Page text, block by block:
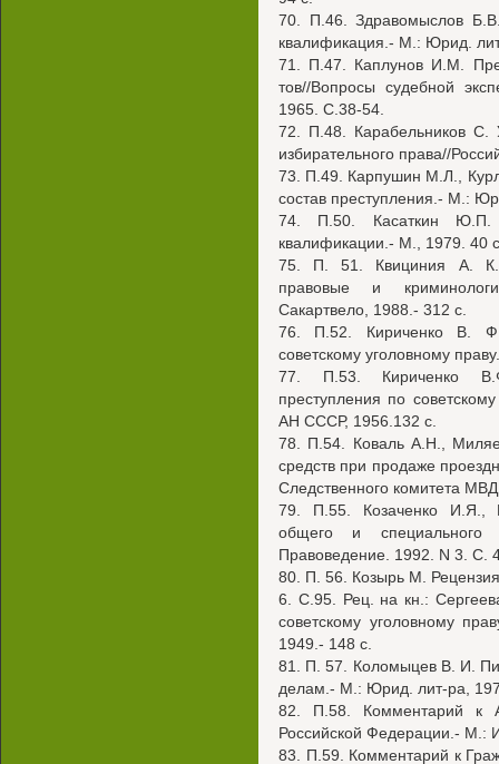
70. П.46. Здравомыслов
квалификация.- М.: Юрид.
71. П.47. Каплунов И.М.
тов//Вопросы судебной
1965. С.38-54.
72. П.48. Карабельников С.
избирательного права//
73. П.49. Карпушин М.Л.,
состав преступления.- М.:
74. П.50. Касаткин Ю.П.
квалификации.- М., 1979. 40
75. П. 51. Квициния А. К.
правовые и
Сакартвело, 1988.- 312 с.
76. П.52. Кириченко В.
советскому уголовному
77. П.53. Кириченко
преступления по
АН СССР, 1956.132 с.
78. П.54. Коваль А.Н.,
средств при продаже
Следственного комитета
79. П.55. Козаченко И.Я.,
общего и специального
Правоведение. 1992. N 3. С.
80. П. 56. Козырь М.
6. С.95. Рец. на кн.:
советскому уголовному
1949.- 148 с.
81. П. 57. Коломыцев В. И.
делам.- М.: Юрид. лит-ра,
82. П.58. Комментарий к
Российской Федерации.- М.:
83. П.59. Комментарий к